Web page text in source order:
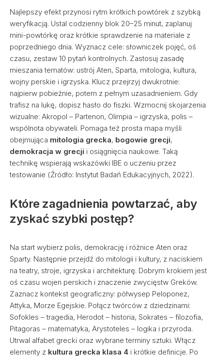
Najlepszy efekt przynosi rytm krótkich powtórek z szybką
weryfikacją. Ustal codzienny blok 20–25 minut, zaplanuj
mini-powtórkę oraz krótkie sprawdzenie na materiale z
poprzedniego dnia. Wyznacz cele: słowniczek pojęć, oś
czasu, zestaw 10 pytań kontrolnych. Zastosuj zasadę
mieszania tematów: ustrój Aten, Sparta, mitologia, kultura,
wojny perskie i igrzyska. Klucz przejrzyj dwukrotnie:
najpierw pobieżnie, potem z pełnym uzasadnieniem. Gdy
trafisz na lukę, dopisz hasło do fiszki. Wzmocnij skojarzenia
wizualne: Akropol – Partenon, Olimpia – igrzyska, polis –
wspólnota obywateli. Pomaga też prosta mapa myśli
obejmująca mitologia grecka, bogowie grecji,
demokracja w grecji i osiągnięcia naukowe. Taką
technikę wspierają wskazówki IBE o uczeniu przez
testowanie (Źródło: Instytut Badań Edukacyjnych, 2022).
Które zagadnienia powtarzać, aby
zyskać szybki postęp?
Na start wybierz polis, demokrację i różnice Aten oraz
Sparty. Następnie przejdź do mitologii i kultury, z naciskiem
na teatry, stroje, igrzyska i architekturę. Dobrym krokiem jest
oś czasu wojen perskich i znaczenie zwycięstw Greków.
Zaznacz kontekst geograficzny: półwysep Peloponez,
Attyka, Morze Egejskie. Połącz twórców z dziedzinami:
Sofokles – tragedia, Herodot – historia, Sokrates – filozofia,
Pitagoras – matematyka, Arystoteles – logika i przyroda.
Utrwal alfabet grecki oraz wybrane terminy sztuki. Włącz
elementy z kultura grecka klasa 4 i krótkie definicje. Po